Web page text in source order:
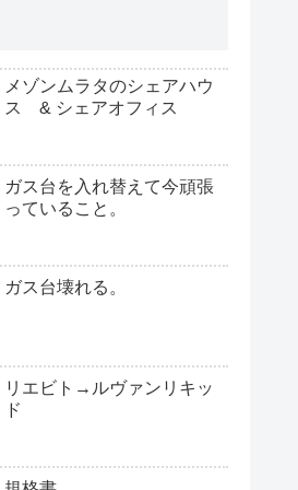
メゾンムラタのシェアハウ
ス & シェアオフィス
ガス台を入れ替えて今頑張
っていること。
ガス台壊れる。
リエビト→ルヴァンリキッ
ド